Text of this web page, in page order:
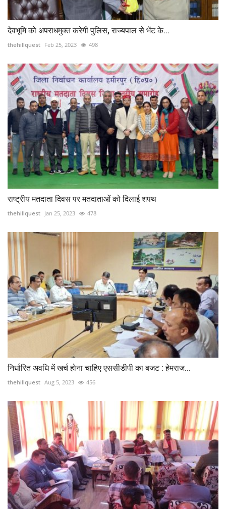
देवभूमि को अपराधमुक्त करेगी पुलिस, राज्यपाल से भेंट के...
thehillquest Feb 25, 2023 498
राष्ट्रीय मतदाता दिवस पर मतदाताओं को दिलाई शपथ
thehillquest Jan 25, 2023 478
निर्धारित अवधि में खर्च होना चाहिए एससीडीपी का बजट : हेमराज...
thehillquest Aug 5, 2023 456